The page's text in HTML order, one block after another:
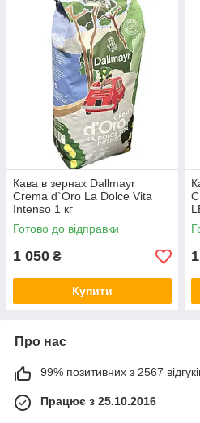
Кава в зернах Dallmayr
Crema d`Oro La Dolce Vita
Intenso 1 кг
Готово до відправки
1 050 ₴
Купити
Про нас
99% позитивних з 2567
Працює з 25.10.2016